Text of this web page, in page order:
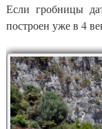
Если гробницы
построен уже в 4